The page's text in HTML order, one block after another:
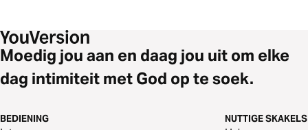
Moedig jou aan en daag jou uit om elke
dag intimiteit met God op te soek.
BEDIENING NUTTIGE SKAKELS